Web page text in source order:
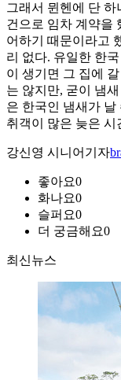
그래서 뮌헨에 단
건으로 임차 계약을
어하기 때문이라고
리 없다. 유일한 한
이 생기면 그 집에
는 않지만, 굳이 냄
은 한국인 냄새가 날
취객이 많은 늦은
강신영 시니어기자
좋아요0
화나요0
슬퍼요0
더 궁금해요0
최신뉴스